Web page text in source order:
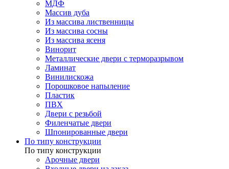
МДФ
Массив дуба
Из массива лиственницы
Из массива сосны
Из массива ясеня
Винорит
Металлические двери с терморазрывом
Ламинат
Винилискожа
Порошковое напыление
Пластик
ПВХ
Двери с резьбой
Филенчатые двери
Шпонированные двери
По типу конструкции
По типу конструкции
Арочные двери